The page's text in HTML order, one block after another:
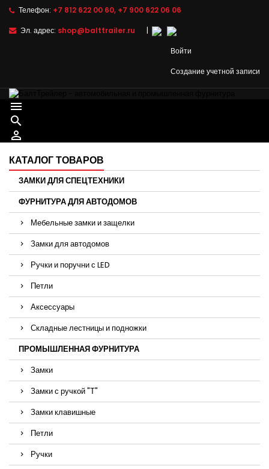
Телефон: +7 812 622 00 60, +7 900 622 06 06
Эл. адрес: shop@balttrailer.ru
|
Войти
Создание учетной записи



КАТАЛОГ ТОВАРОВ
ЗАМКИ ДЛЯ СПЕЦТЕХНИКИ
ФУРНИТУРА ДЛЯ АВТОДОМОВ
Мебельные замки и защелки
Замки для автодомов
Ручки и поручни с LED
Петли
Аксессуары
Складные лестницы и подножки
ПРОМЫШЛЕННАЯ ФУРНИТУРА
Замки
Замки с ручкой "Т"
Замки клавишные
Петли
Ручки